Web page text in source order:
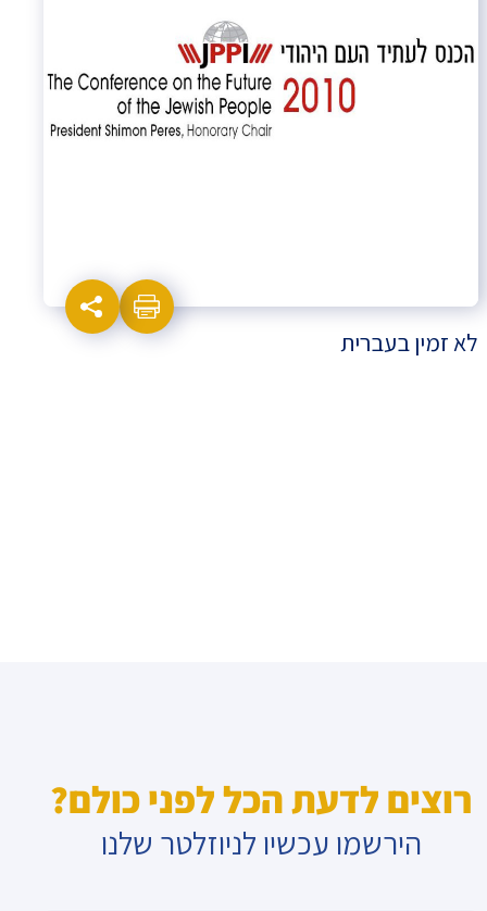
לא זמין בעברית
רוצים לדעת הכל לפני כולם?
הירשמו עכשיו לניוזלטר שלנו